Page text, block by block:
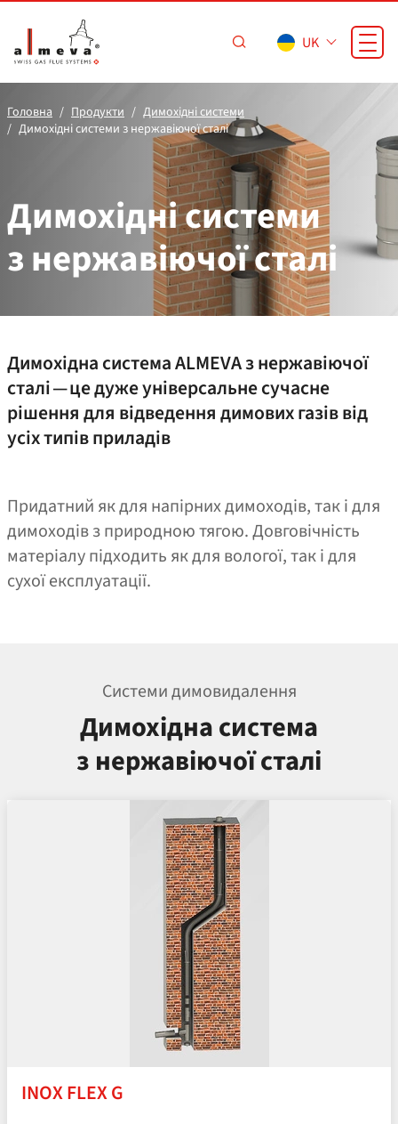
UK
Головна Продукти
Димохідні системи
Димохідні системи з нержавіючої сталі
Димохідні системи
з нержавіючої сталі
Димохідна система ALMEVA з нержавіючої
сталі — це дуже універсальне сучасне
рішення для відведення димових газів від
усіх типів приладів
Придатний як для напірних димоходів, так і для
димоходів з природною тягою. Довговічність
матеріалу підходить як для вологої, так і для
сухої експлуатації.
Системи димовидалення
Димохідна система
з нержавіючої сталі
INOX FLEX G